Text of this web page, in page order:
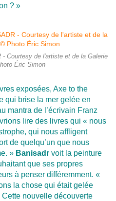
? »
Courtesy de l'artiste et de la Galerie
Éric Simon
exposées, Axe to the
qui brise la mer gelée en
mantra de l’écrivain Franz
lire des livres qui « nous
qui nous affligent
de quelqu’un que nous
» Banisadr voit la peinture
que ses propres
à penser différemment. «
la chose qui était gelée
nouvelle découverte